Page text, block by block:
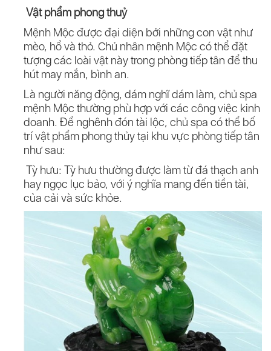
Vật phẩm phong thuỷ
Mệnh Mộc được đại diện bởi những con vật như
mèo, hổ và thỏ. Chủ nhân mệnh Mộc có thể đặt
tượng các loài vật này trong phòng tiếp tân để thu
hút may mắn, bình an.
Là người năng động, dám nghĩ dám làm, chủ spa
mệnh Mộc thường phù hợp với các công việc kinh
doanh. Để nghênh đón tài lộc, chủ spa có thể bố
trí vật phẩm phong thủy tại khu vực phòng tiếp tân
như sau:
Tỳ hưu: Tỳ hưu thường được làm từ đá thạch anh
hay ngọc lục bảo, với ý nghĩa mang đến tiền tài,
của cải và sức khỏe.